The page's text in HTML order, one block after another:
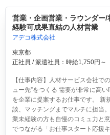
営業・企画営業・ラウンダー
経験可成果直結の人材営業
アデコ株式会社
東京都
正社員 / 派遣社員：時給1,750円～
【仕事内容】人材サービス会社で
ュー先”をつくる 需要が非常に高
を企業に提案するお仕事です。 新
談、マッチングまでマルチに担当
業未経験の方も自慢のコミュ力と
でつながる「お仕事スタート応援